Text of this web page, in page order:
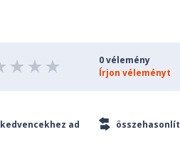
0 vélemény
Írjon véleményt
kedvencekhez ad összehasonlít